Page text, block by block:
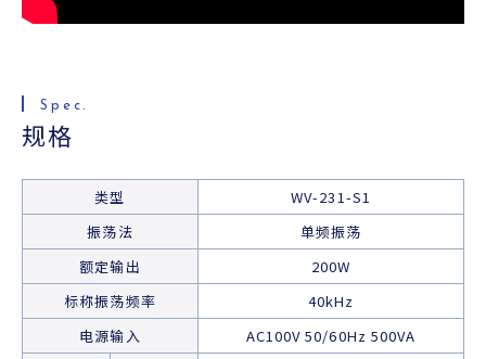
规格
类型
WV-231-S1
振荡法
单频振荡
额定输出
200W
标称振荡频率
40kHz
电源输入
AC100V 50/60Hz 500VA